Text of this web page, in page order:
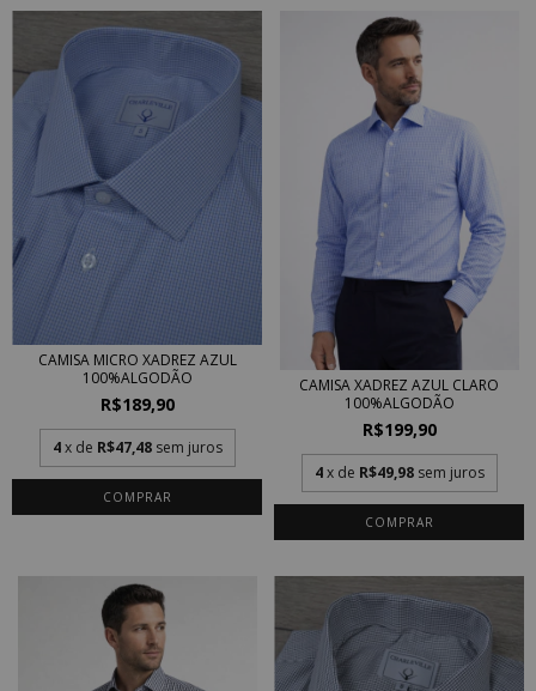
CAMISA MICRO XADREZ AZUL
100%ALGODÃO
R$189,90
4 x de R$47,48 sem juros
COMPRAR
CAMISA XADREZ AZUL CLARO
100%ALGODÃO
R$199,90
4 x de R$49,98 sem juros
COMPRAR